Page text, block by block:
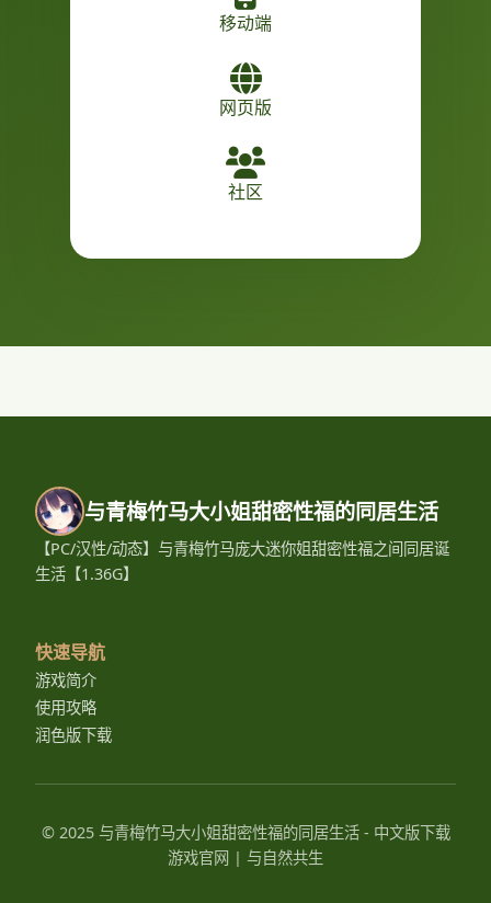
移动端
网页版
社区
与青梅竹马大小姐甜密性福的同居生活
【PC/汉性/动态】与青梅竹马庞大迷你姐甜密性福之间同居诞
生活【1.36G】
快速导航
游戏简介
使用攻略
润色版下载
© 2025 与青梅竹马大小姐甜密性福的同居生活 - 中文版下载
游戏官网 | 与自然共生